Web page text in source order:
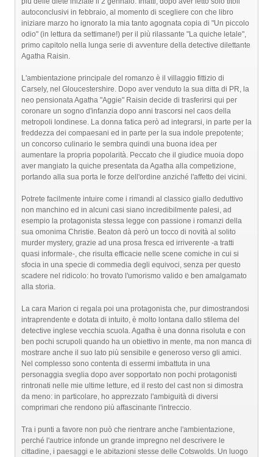
autoconclusivi in febbraio, al momento di scegliere con che libro
iniziare marzo ho ignorato la mia tanto agognata copia di "Un piccolo
odio" (in lettura da settimane!) per il più rilassante "La quiche letale",
primo capitolo nella lunga serie di avventure della detective dilettante
Agatha Raisin.
L'ambientazione principale del romanzo è il villaggio fittizio di
Carsely, nel Gloucestershire. Dopo aver venduto la sua ditta di PR, la
neo pensionata Agatha "Aggie" Raisin decide di trasferirsi qui per
coronare un sogno d'infanzia dopo anni trascorsi nel caos della
metropoli londinese. La donna fatica però ad integrarsi, in parte per la
freddezza dei compaesani ed in parte per la sua indole prepotente;
un concorso culinario le sembra quindi una buona idea per
aumentare la propria popolarità. Peccato che il giudice muoia dopo
aver mangiato la quiche presentata da Agatha alla competizione,
portando alla sua porta le forze dell'ordine anziché l'affetto dei vicini.
Potrete facilmente intuire come i rimandi al classico giallo deduttivo
non manchino ed in alcuni casi siano incredibilmente palesi, ad
esempio la protagonista stessa legge con passione i romanzi della
sua omonima Christie. Beaton dà però un tocco di novità al solito
murder mystery, grazie ad una prosa fresca ed irriverente -a tratti
quasi informale-, che risulta efficacie nelle scene comiche in cui si
sfocia in una specie di commedia degli equivoci, senza per questo
scadere nel ridicolo: ho trovato l'umorismo valido e ben amalgamato
alla storia.
La cara Marion ci regala poi una protagonista che, pur dimostrandosi
intraprendente e dotata di intuito, è molto lontana dallo stilema del
detective inglese vecchia scuola. Agatha è una donna risoluta e con
ben pochi scrupoli quando ha un obiettivo in mente, ma non manca di
mostrare anche il suo lato più sensibile e generoso verso gli amici.
Nel complesso sono contenta di essermi imbattuta in una
personaggia sveglia dopo aver sopportato non pochi protagonisti
rintronati nelle mie ultime letture, ed il resto del cast non si dimostra
da meno: in particolare, ho apprezzato l'ambiguità di diversi
comprimari che rendono più affascinante l'intreccio.
Tra i punti a favore non può che rientrare anche l'ambientazione,
perché l'autrice infonde un grande impregno nel descrivere le
cittadine, i paesaggi e le abitazioni stesse delle Cotswolds. Un luogo